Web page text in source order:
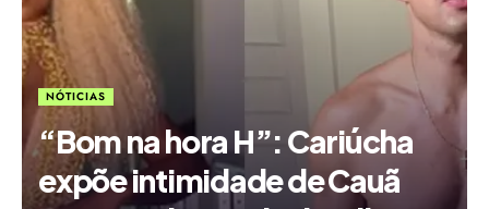
NÓTICIAS
“Bom na hora H”: Cariúcha
expõe intimidade de Cauã